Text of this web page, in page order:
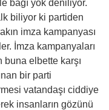
bağı yok deniliyor.
biliyor ki partiden
imza kampanyası
İmza kampanyaları
elbette karşı
bir parti
vatandaşı ciddiye
insanların gözünü